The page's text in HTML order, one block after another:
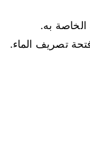
الخاصة به.
تصريف الماء.